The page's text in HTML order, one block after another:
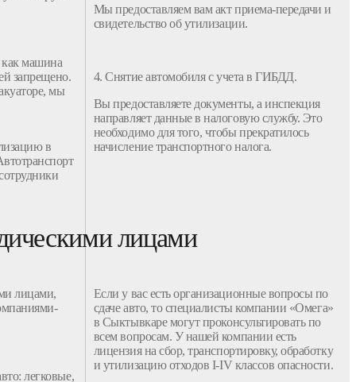
какмашина
запрещено.
мы
в
Мы предоставляем вам акт приема-передачи и
свидетельство обутилизации.
4. Снятиеавтомобилясучета вГИБДД.
Вы предоставляете документы, а инспекция
направляет данные в налоговую службу. Это
необходимо для того, чтобы прекратилось
начисление транспортного налога.
лицами
лицами,
-
:легковые,
Если у вас есть организационные вопросы по
сдаче авто, то специалистыкомпании «Омега»
в Сыктывкаремогут проконсультировать по
всем вопросам. У нашей компании есть
лицензия насбор, транспортировку, обработку
и утилизацию отходов I-IV классов опасности.